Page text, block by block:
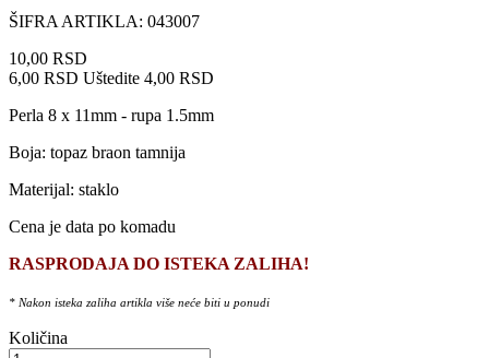
ŠIFRA ARTIKLA: 043007
10,00 RSD
6,00 RSD Uštedite 4,00 RSD
Perla 8 x 11mm - rupa 1.5mm
Boja: topaz braon tamnija
Materijal: staklo
Cena je data po komadu
RASPRODAJA DO ISTEKA ZALIHA!
* Nakon isteka zaliha artikla više neće biti u ponudi
Količina